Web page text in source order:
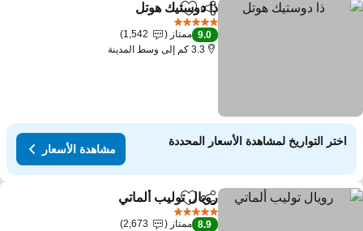
مشاركةAdd to favorites
ذا دوستيك هوتل
9.0 ممتاز
1,542
3.3 كم إلى وسط المدينة
اختر التواريخ لمشاهدة الأسعار المحددة
مشاهدة الأسعار
مشاركةAdd to favorites
رويال توليب ألماتي
8.9 ممتاز
2,673